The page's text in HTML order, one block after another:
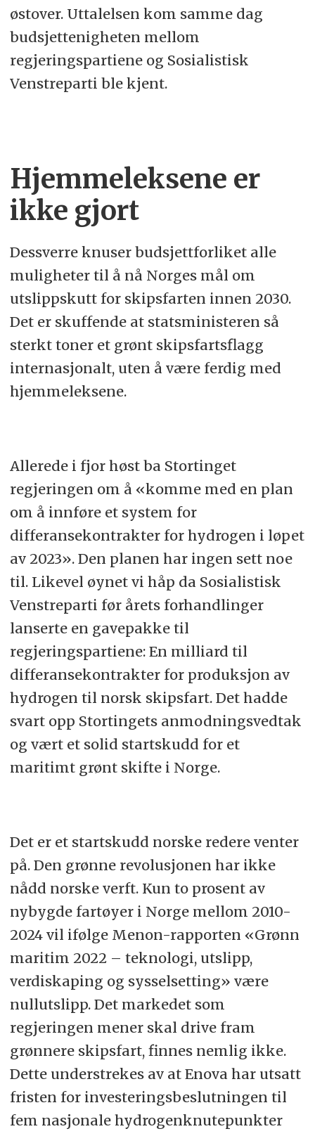
østover. Uttalelsen kom samme dag
budsjettenigheten mellom
regjeringspartiene og Sosialistisk
Venstreparti ble kjent.
Hjemmeleksene er
ikke gjort
Dessverre knuser budsjettforliket alle
muligheter til å nå Norges mål om
utslippskutt for skipsfarten innen 2030.
Det er skuffende at statsministeren så
sterkt toner et grønt skipsfartsflagg
internasjonalt, uten å være ferdig med
hjemmeleksene.
Allerede i fjor høst ba Stortinget
regjeringen om å «komme med en plan
om å innføre et system for
differansekontrakter for hydrogen i løpet
av 2023». Den planen har ingen sett noe
til. Likevel øynet vi håp da Sosialistisk
Venstreparti før årets forhandlinger
lanserte en gavepakke til
regjeringspartiene: En milliard til
differansekontrakter for produksjon av
hydrogen til norsk skipsfart. Det hadde
svart opp Stortingets anmodningsvedtak
og vært et solid startskudd for et
maritimt grønt skifte i Norge.
Det er et startskudd norske redere venter
på. Den grønne revolusjonen har ikke
nådd norske verft. Kun to prosent av
nybygde fartøyer i Norge mellom 2010-
2024 vil ifølge Menon-rapporten «Grønn
maritim 2022 – teknologi, utslipp,
verdiskaping og sysselsetting» være
nullutslipp. Det markedet som
regjeringen mener skal drive fram
grønnere skipsfart, finnes nemlig ikke.
Dette understrekes av at Enova har utsatt
fristen for investeringsbeslutningen til
fem nasjonale hydrogenknutepunkter